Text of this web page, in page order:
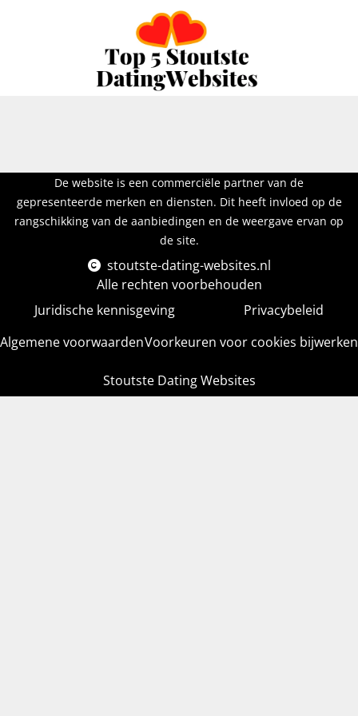
De website is een commerciële partner van de
gepresenteerde merken en diensten. Dit heeft invloed op de
rangschikking van de aanbiedingen en de weergave ervan op
de site.
stoutste-dating-websites.nl
Alle rechten voorbehouden
Juridische kennisgeving
Privacybeleid
Algemene voorwaardenVoorkeuren voor cookies bijwerken
Stoutste Dating Websites